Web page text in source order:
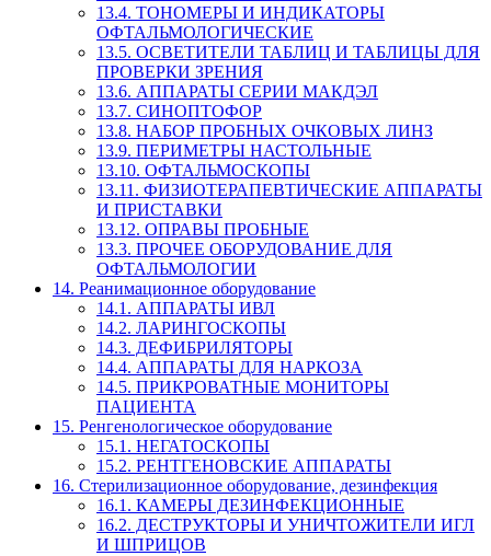
13.4. ТОНОМЕРЫ И ИНДИКАТОРЫ
ОФТАЛЬМОЛОГИЧЕСКИЕ
13.5. ОСВЕТИТЕЛИ ТАБЛИЦ И ТАБЛИЦЫ ДЛЯ
ПРОВЕРКИ ЗРЕНИЯ
13.6. АППАРАТЫ СЕРИИ МАКДЭЛ
13.7. СИНОПТОФОР
13.8. НАБОР ПРОБНЫХ ОЧКОВЫХ ЛИНЗ
13.9. ПЕРИМЕТРЫ НАСТОЛЬНЫЕ
13.10. ОФТАЛЬМОСКОПЫ
13.11. ФИЗИОТЕРАПЕВТИЧЕСКИЕ АППАРАТЫ
И ПРИСТАВКИ
13.12. ОПРАВЫ ПРОБНЫЕ
13.3. ПРОЧЕЕ ОБОРУДОВАНИЕ ДЛЯ
ОФТАЛЬМОЛОГИИ
14. Реанимационное оборудование
14.1. АППАРАТЫ ИВЛ
14.2. ЛАРИНГОСКОПЫ
14.3. ДЕФИБРИЛЯТОРЫ
14.4. АППАРАТЫ ДЛЯ НАРКОЗА
14.5. ПРИКРОВАТНЫЕ МОНИТОРЫ
ПАЦИЕНТА
15. Ренгенологическое оборудование
15.1. НЕГАТОСКОПЫ
15.2. РЕНТГЕНОВСКИЕ АППАРАТЫ
16. Стерилизационное оборудование, дезинфекция
16.1. КАМЕРЫ ДЕЗИНФЕКЦИОННЫЕ
16.2. ДЕСТРУКТОРЫ И УНИЧТОЖИТЕЛИ ИГЛ
И ШПРИЦОВ